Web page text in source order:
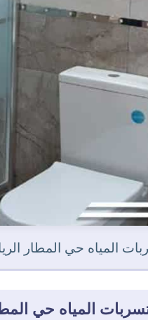
المياه حي المطار
المياه حي